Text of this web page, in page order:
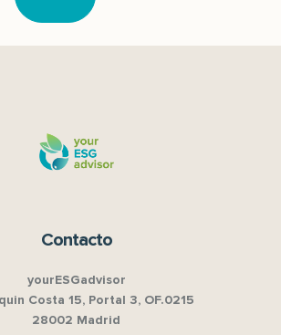
Contacto
yourESGadvisor
Costa 15, Portal 3, OF.0215
28002 Madrid